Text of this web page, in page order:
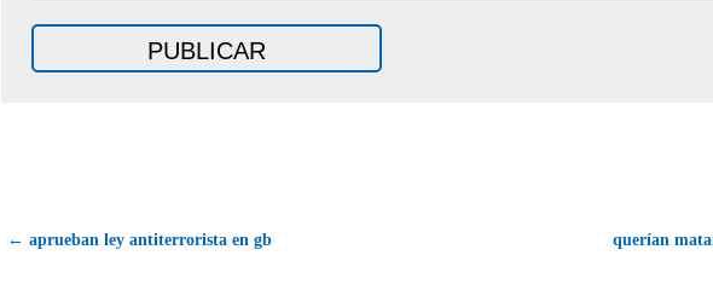
← aprueban ley antiterrorista en gb querían